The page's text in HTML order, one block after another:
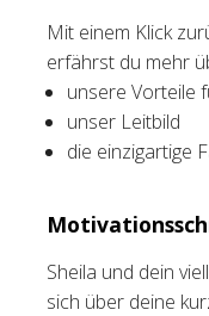
Mit einem Klick
erfährst du mehr
unsere Vorteile
unser Leitbild
die einzigartige
Sheila und dein
sich über deine